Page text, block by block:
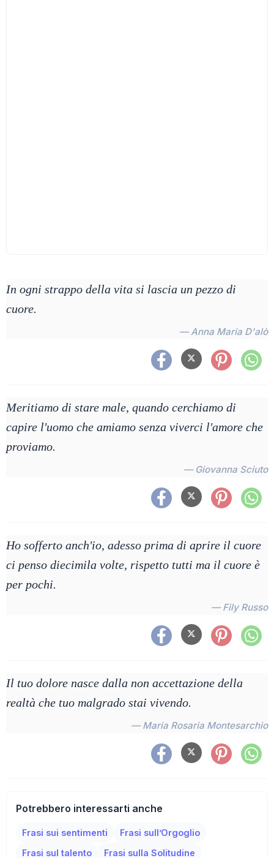
In ogni strappo della vita si lascia un pezzo di
cuore.
— Anna Maria D'alò
Meritiamo di stare male, quando cerchiamo di
capire l'uomo che amiamo senza viverci l'amore che
proviamo.
— Giovanna Sciuto
Ho sofferto anch'io, adesso prima di aprire il cuore
ci penso diecimila volte, rispetto tutti ma il cuore è
per pochi.
— Fily Russo
Il tuo dolore nasce dalla non accettazione della
realtà che tuo malgrado stai vivendo.
— Maria Rosaria Montesarchio
Potrebbero interessarti anche
Frasi sui sentimenti
Frasi sull’Orgoglio
Frasi sul talento
Frasi sulla Solitudine